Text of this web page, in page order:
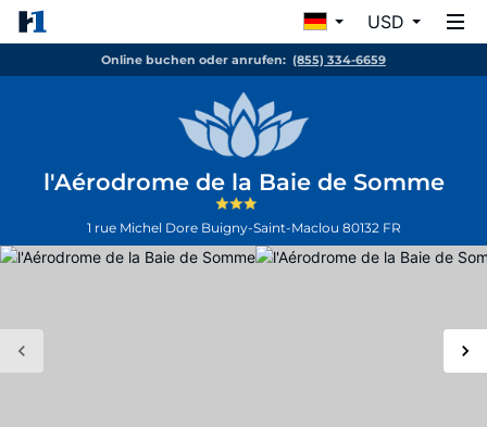
USD
Online buchen oder anrufen: (855) 334-6659
l'Aérodrome de la Baie de Somme
1 rue Michel Dore Buigny-Saint-Maclou 80132 FR